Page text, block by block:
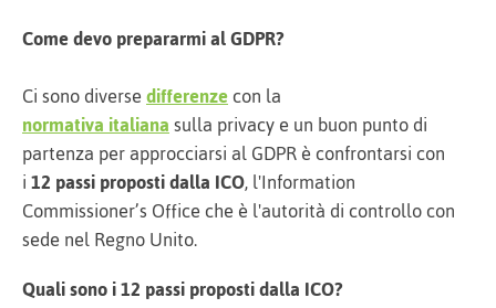
Come devo prepararmi al GDPR?
Ci sono diversedifferenzecon la
normativa italianasulla privacy e un buon punto di
partenza per approcciarsi al GDPR è confrontarsi con
i12 passi proposti dalla ICO, l'Information
Commissioner’s Office che è l'autorità di controllo con
sede nel Regno Unito.
Quali sono i 12 passi proposti dalla ICO?